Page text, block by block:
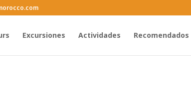
Excursiones Actividades Recomendados